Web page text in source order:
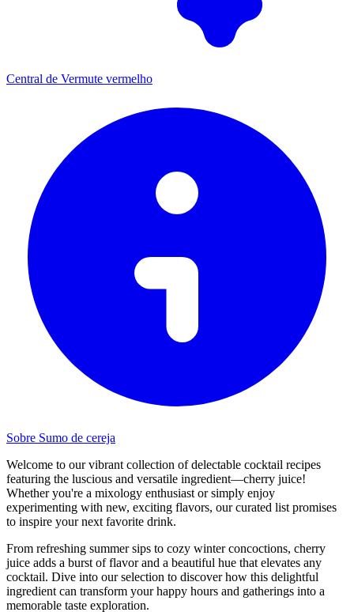
Central de Vermute vermelho
Sobre Sumo de cereja
Welcome to our vibrant collection of delectable cocktail recipes
featuring the luscious and versatile ingredient—cherry juice!
Whether you're a mixology enthusiast or simply enjoy
experimenting with new, exciting flavors, our curated list promises
to inspire your next favorite drink.
From refreshing summer sips to cozy winter concoctions, cherry
juice adds a burst of flavor and a beautiful hue that elevates any
cocktail. Dive into our selection to discover how this delightful
ingredient can transform your happy hours and gatherings into a
memorable taste exploration.